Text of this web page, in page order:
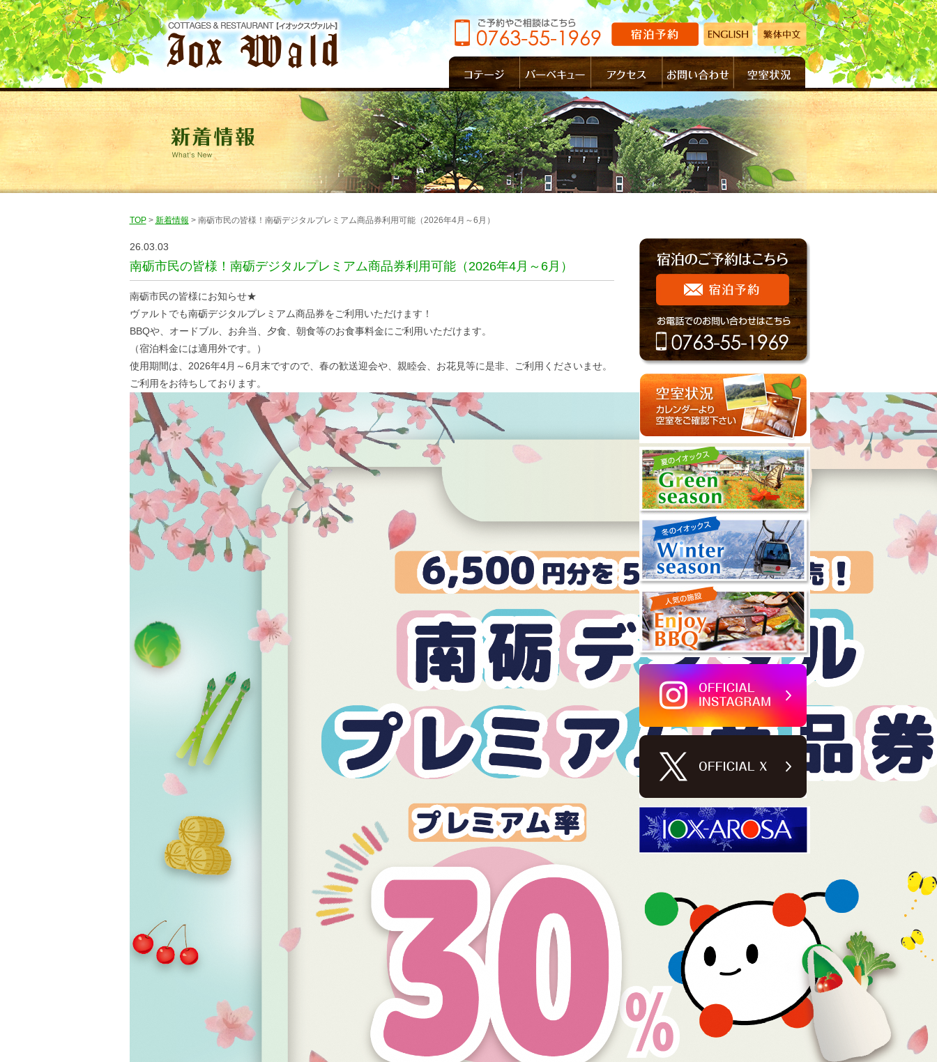
TOP> 新着情報 > 南砺市民の皆様！南砺デジタルプレミアム商品券利用可能（2026年4月～6月）
26.03.03
南砺市民の皆様！南砺デジタルプレミアム商品券利用可能（2026年4月～6月）
南砺市民の皆様にお知らせ★
ヴァルトでも南砺デジタルプレミアム商品券をご利用いただけます！
BBQや、オードブル、お弁当、夕食、朝食等のお食事料金にご利用いただけます。
（宿泊料金には適用外です。）
使用期間は、2026年4月～6月末ですので、春の歓送迎会や、親睦会、お花見等に是非、ご利用くださいませ。
ご利用をお待ちしております。